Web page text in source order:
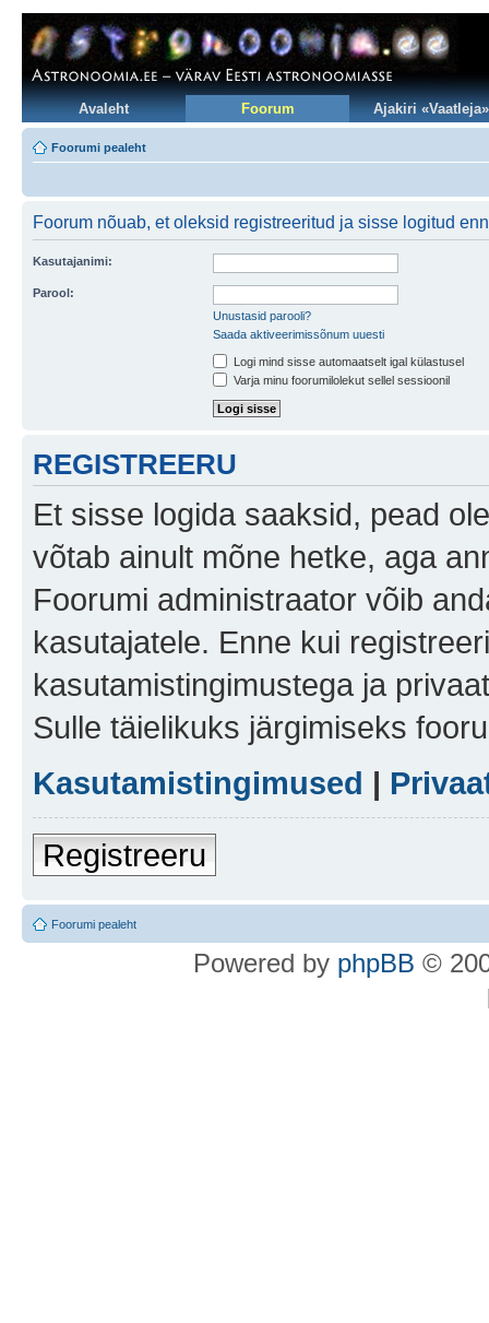
Avaleht Foorum Ajakiri «Vaatleja»
Foorumi pealeht
Foorum nõuab, et oleksid registreeritud ja sisse logitud
Kasutajanimi:
Parool:
Unustasid parooli?
Saada aktiveerimissõnum uuesti
Logi mind sisse automaatselt igal külastusel
Varja minu foorumilolekut sellel sessioonil
REGISTREERU
Et sisse logida saaksid, pead
võtab ainult mõne hetke, aga
Foorumi administraator võib
kasutajatele. Enne kui
kasutamistingimustega ja
Sulle täielikuks järgimiseks
Kasutamistingimused |
Registreeru
Foorumi pealeht
Powered by phpBB ©